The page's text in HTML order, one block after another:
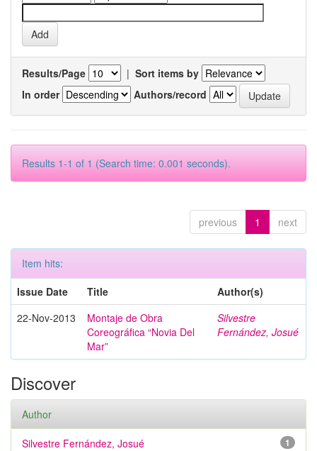
Results/Page | Sort items by
In order
Authors/record
Results 1-1 of 1 (Search time: 0.001 seconds).
previous 1 next
Item hits:
Issue Date
Title
Author(s)
22-Nov-2013
Montaje de Obra
Coreográfica “Novia Del
Mar”
Silvestre
Fernández, Josué
Discover
Author
1
Silvestre Fernández, Josué